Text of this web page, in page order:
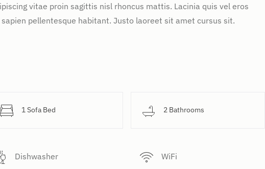
vitae proin sagittis nisl rhoncus mattis. Lacinia quis vel eros
pellentesque habitant. Justo laoreet sit amet cursus sit.
1 Sofa Bed 2 Bathrooms
Dishwasher WiFi